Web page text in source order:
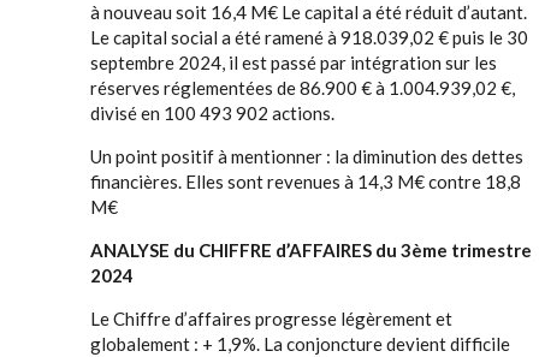
à nouveau soit 16,4 M€ Le capital a été réduit d’autant.
Le capital social a été ramené à 918.039,02 € puis le 30
septembre 2024, il est passé par intégration sur les
réserves réglementées de 86.900 € à 1.004.939,02 €,
divisé en 100 493 902 actions.
Un point positif à mentionner : la diminution des dettes
financières. Elles sont revenues à 14,3 M€ contre 18,8
M€
ANALYSE du CHIFFRE d’AFFAIRES du 3ème trimestre
2024
Le Chiffre d’affaires progresse légèrement et
globalement : + 1,9%. La conjoncture devient difficile